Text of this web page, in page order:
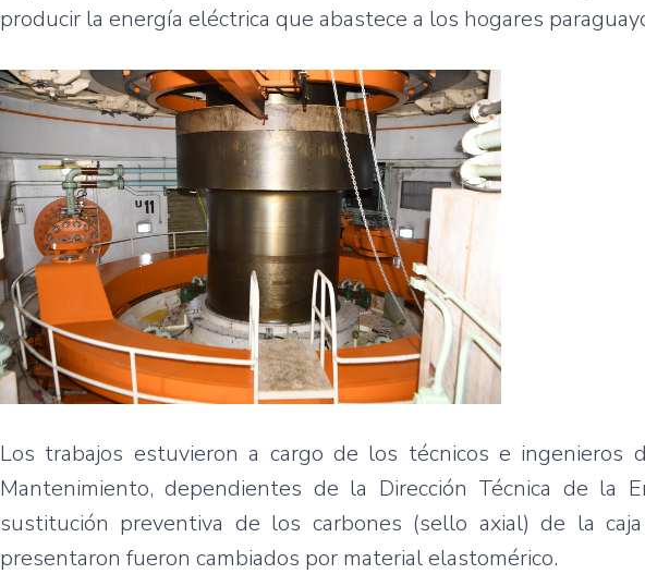
producir la energía eléctrica que abastece a los hogares
Los trabajos estuvieron a cargo de los técnicos e ingenieros
Mantenimiento, dependientes de la Dirección Técnica de la
sustitución preventiva de los carbones (sello axial) de la
presentaron fueron cambiados por material elastomérico.